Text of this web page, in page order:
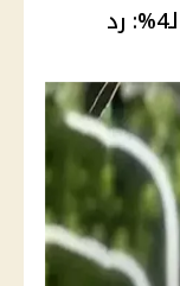
القصة الكاملة لأزمة ريم صاحبة الـ4%: رد